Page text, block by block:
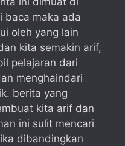
baca maka ada
oleh yang lain
kita semakin arif,
pelajaran dari
menghaindari
berita yang
kita arif dan
ini sulit mencari
dibandingkan